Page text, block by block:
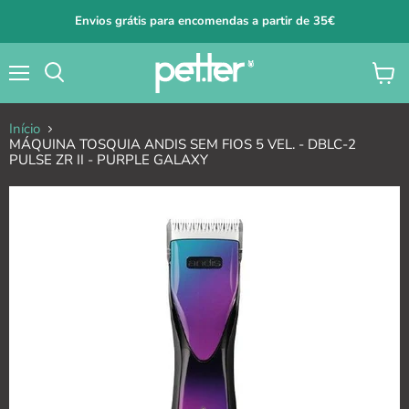
Envios grátis para encomendas a partir de 35€
Ver
Início
MÁQUINA TOSQUIA ANDIS SEM FIOS 5 VEL. - DBLC-2
PULSE ZR II - PURPLE GALAXY